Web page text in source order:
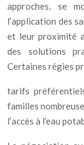
approches, se
l’application des
et leur proximité
des solutions
Certaines régies
tarifs
familles
l’accès à l’eau